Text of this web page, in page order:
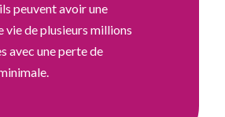
peuvent avoir une
vie de plusieurs millions
avec une perte de